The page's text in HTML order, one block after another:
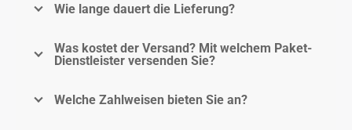
Wie lange dauert die Lieferung?
Was kostet der Versand? Mit welchem Paket-
Dienstleister versenden Sie?
Welche Zahlweisen bieten Sie an?